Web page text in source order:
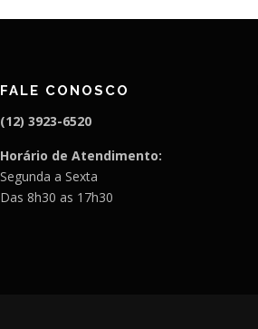
FALE CONOSCO
(12) 3923-6520
Horário de Atendimento:
Segunda a Sexta
Das 8h30 as 17h30